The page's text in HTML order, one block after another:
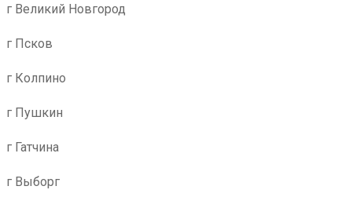
г Великий Новгород
г Псков
г Колпино
г Пушкин
г Гатчина
г Выборг